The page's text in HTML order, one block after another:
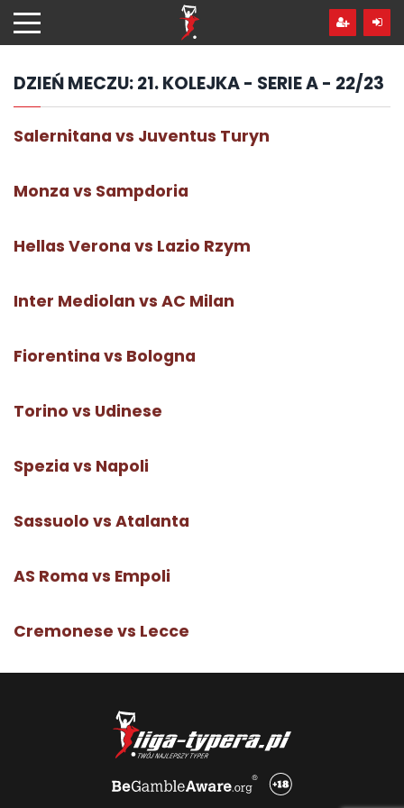
hdo
treści
DZIEŃ MECZU:21. KOLEJKA - SERIE A - 22/23
Salernitana vs Juventus Turyn
Monza vs Sampdoria
Hellas Verona vs Lazio Rzym
Inter Mediolan vs AC Milan
Fiorentina vs Bologna
Torino vs Udinese
Spezia vs Napoli
Sassuolo vs Atalanta
AS Roma vs Empoli
Cremonese vs Lecce